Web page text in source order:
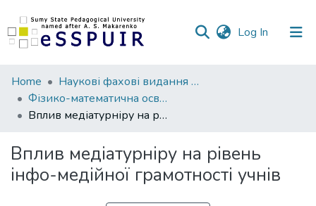
Log In (current)
Communities
&
Collections
Statistics
Home
Наукові фахові видання СумДПУ
Фізико-математична освіта
Вплив медіатурніру на рівень інфо-медійної грамотності учнів
Вплив медіатурніру на рівень
інфо-медійної грамотності учнів